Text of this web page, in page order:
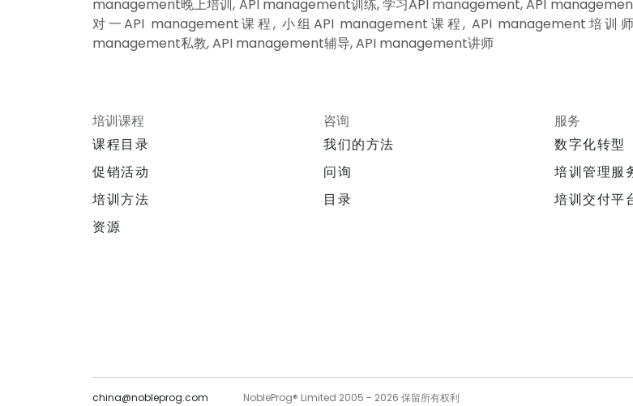
management晚上培训, API management训练, 学习API management, API
对一API management课程, 小组API management课程, API management培训
management私教, API management辅导, API management讲师
培训课程
课程目录
促销活动
培训方法
资源
咨询
我们的方法
问询
目录
服务
数字化转型
培训管理服
培训交付平
china@nobleprog.com NobleProg® Limited 2005 - 2026 保留所有权利